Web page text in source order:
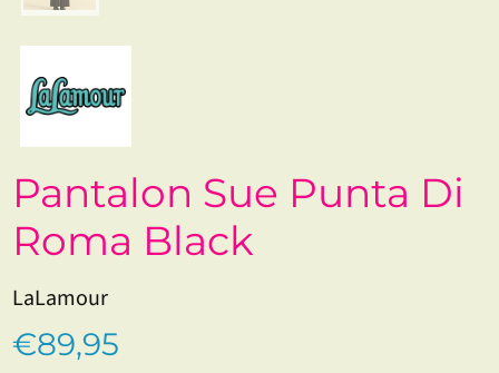
Pantalon Sue Punta Di
Roma Black
LaLamour
€89,95